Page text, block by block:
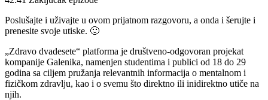
Poslušajte i uživajte u ovom prijatnom razgovoru, a onda i šerujte i
prenesite svoje utiske. 🙂
„Zdravo dvadesete“ platforma je društveno-odgovoran projekat
kompanije Galenika, namenjen studentima i publici od 18 do 29
godina sa ciljem pružanja relevantnih informacija o mentalnom i
fizičkom zdravlju, kao i o svemu što direktno ili inidirektno utiče na
njih.